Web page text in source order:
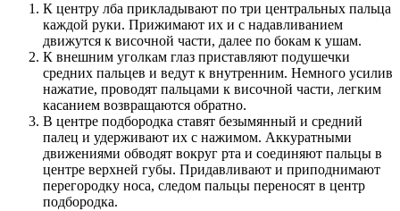
К центру лба прикладывают по три центральных пальца
каждой руки. Прижимают их и с надавливанием
движутся к височной части, далее по бокам к ушам.
К внешним уголкам глаз приставляют подушечки
средних пальцев и ведут к внутренним. Немного усилив
нажатие, проводят пальцами к височной части, легким
касанием возвращаются обратно.
В центре подбородка ставят безымянный и средний
палец и удерживают их с нажимом. Аккуратными
движениями обводят вокруг рта и соединяют пальцы в
центре верхней губы. Придавливают и приподнимают
перегородку носа, следом пальцы переносят в центр
подбородка.